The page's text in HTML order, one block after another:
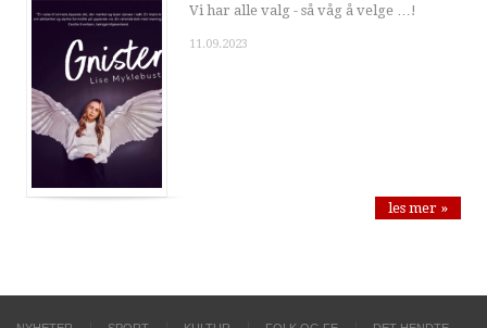
Vi har alle valg - så våg å velge …!
11.09.2023
les mer »